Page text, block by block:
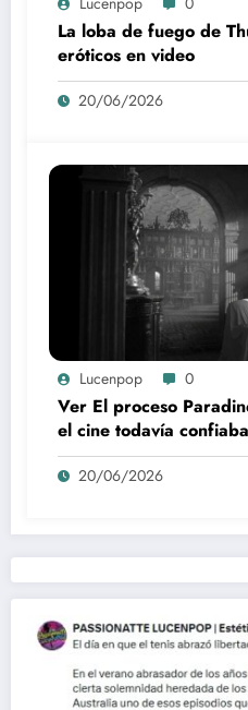
La loba de fuego de
eróticos en video
20/06/2026
Lucenpop 0
Ver El proceso
el cine todavía
del espectador
20/06/2026